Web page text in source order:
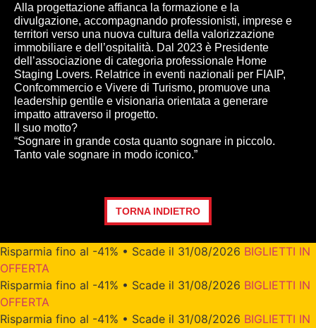
Alla progettazione affianca la formazione e la
divulgazione, accompagnando professionisti, imprese e
territori verso una nuova cultura della valorizzazione
immobiliare e dell’ospitalità. Dal 2023 è Presidente
dell’associazione di categoria professionale Home
Staging Lovers. Relatrice in eventi nazionali per FIAIP,
Confcommercio e Vivere di Turismo, promuove una
leadership gentile e visionaria orientata a generare
impatto attraverso il progetto.
Il suo motto?
“Sognare in grande costa quanto sognare in piccolo.
Tanto vale sognare in modo iconico.”
TORNA INDIETRO
Risparmia fino al -41% • Scade il 31/08/2026 BIGLIETTI IN
OFFERTA
Risparmia fino al -41% • Scade il 31/08/2026 BIGLIETTI IN
OFFERTA
Risparmia fino al -41% • Scade il 31/08/2026 BIGLIETTI IN